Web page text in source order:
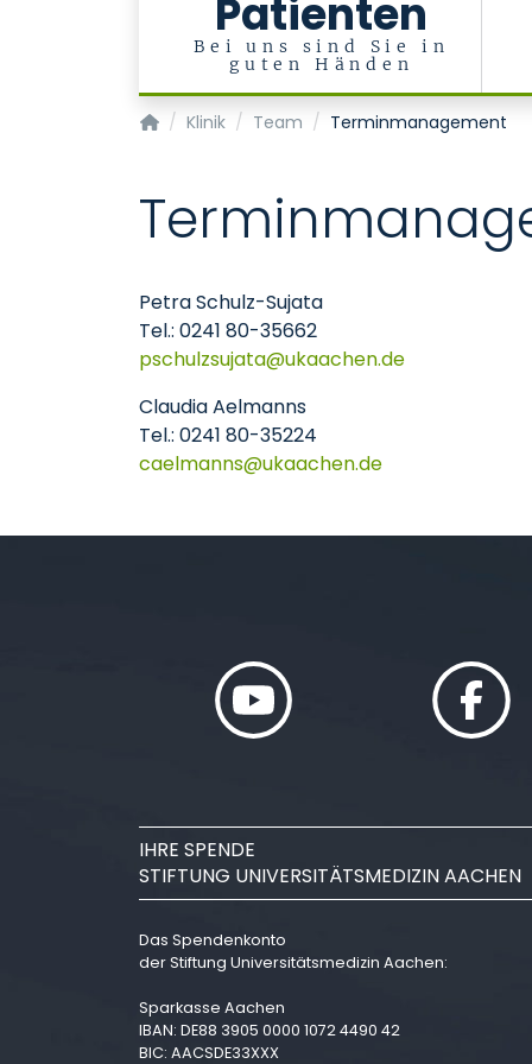
Patienten
Bei uns sind Sie in
guten Händen
Klinik für Kardiologie, Angiologie und
Klinik Team Terminmanagement
Petra Schulz-Sujata
Tel.: 0241 80-35662
pschulzsujata
ukaachende
Claudia Aelmanns
Tel.: 0241 80-35224
caelmanns
ukaachende
IHRE SPENDE
STIFTUNG UNIVERSITÄTSMEDIZIN AACHEN
Das Spendenkonto
der Stiftung Universitätsmedizin Aachen:
Sparkasse Aachen
IBAN: DE88 3905 0000 1072 4490 42
BIC: AACSDE33XXX